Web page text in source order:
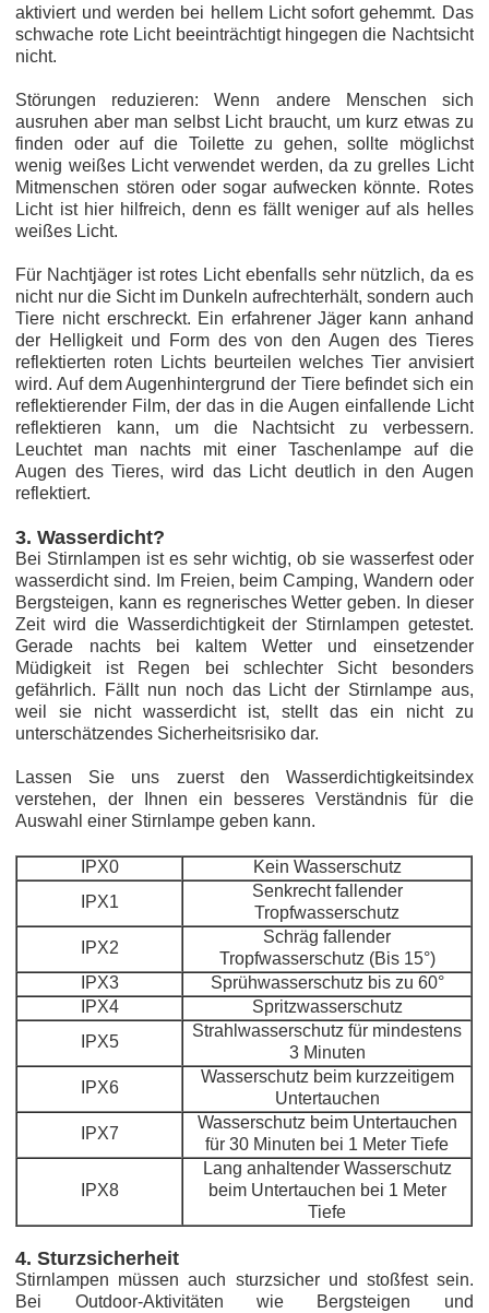
aktiviert und werden bei hellem Licht sofort gehemmt. Das
schwache rote Licht beeinträchtigt hingegen die Nachtsicht
nicht.
Störungen reduzieren: Wenn andere Menschen sich
ausruhen aber man selbst Licht braucht, um kurz etwas zu
finden oder auf die Toilette zu gehen, sollte möglichst
wenig weißes Licht verwendet werden, da zu grelles Licht
Mitmenschen stören oder sogar aufwecken könnte. Rotes
Licht ist hier hilfreich, denn es fällt weniger auf als helles
weißes Licht.
Für Nachtjäger ist rotes Licht ebenfalls sehr nützlich, da es
nicht nur die Sicht im Dunkeln aufrechterhält, sondern auch
Tiere nicht erschreckt. Ein erfahrener Jäger kann anhand
der Helligkeit und Form des von den Augen des Tieres
reflektierten roten Lichts beurteilen welches Tier anvisiert
wird. Auf dem Augenhintergrund der Tiere befindet sich ein
reflektierender Film, der das in die Augen einfallende Licht
reflektieren kann, um die Nachtsicht zu verbessern.
Leuchtet man nachts mit einer Taschenlampe auf die
Augen des Tieres, wird das Licht deutlich in den Augen
reflektiert.
3. Wasserdicht?
Bei Stirnlampen ist es sehr wichtig, ob sie wasserfest oder
wasserdicht sind. Im Freien, beim Camping, Wandern oder
Bergsteigen, kann es regnerisches Wetter geben. In dieser
Zeit wird die Wasserdichtigkeit der Stirnlampen getestet.
Gerade nachts bei kaltem Wetter und einsetzender
Müdigkeit ist Regen bei schlechter Sicht besonders
gefährlich. Fällt nun noch das Licht der Stirnlampe aus,
weil sie nicht wasserdicht ist, stellt das ein nicht zu
unterschätzendes Sicherheitsrisiko dar.
Lassen Sie uns zuerst den Wasserdichtigkeitsindex
verstehen, der Ihnen ein besseres Verständnis für die
Auswahl einer Stirnlampe geben kann.
IPX0
Kein Wasserschutz
IPX1
Senkrecht fallender
Tropfwasserschutz
IPX2
Schräg fallender
Tropfwasserschutz (Bis 15°)
IPX3
Sprühwasserschutz bis zu 60°
IPX4
Spritzwasserschutz
IPX5
Strahlwasserschutz für mindestens
3 Minuten
IPX6
Wasserschutz beim kurzzeitigem
Untertauchen
IPX7
Wasserschutz beim Untertauchen
für 30 Minuten bei 1 Meter Tiefe
IPX8
Lang anhaltender Wasserschutz
beim Untertauchen bei 1 Meter
Tiefe
4. Sturzsicherheit
Stirnlampen müssen auch sturzsicher und stoßfest sein.
Bei Outdoor-Aktivitäten wie Bergsteigen und